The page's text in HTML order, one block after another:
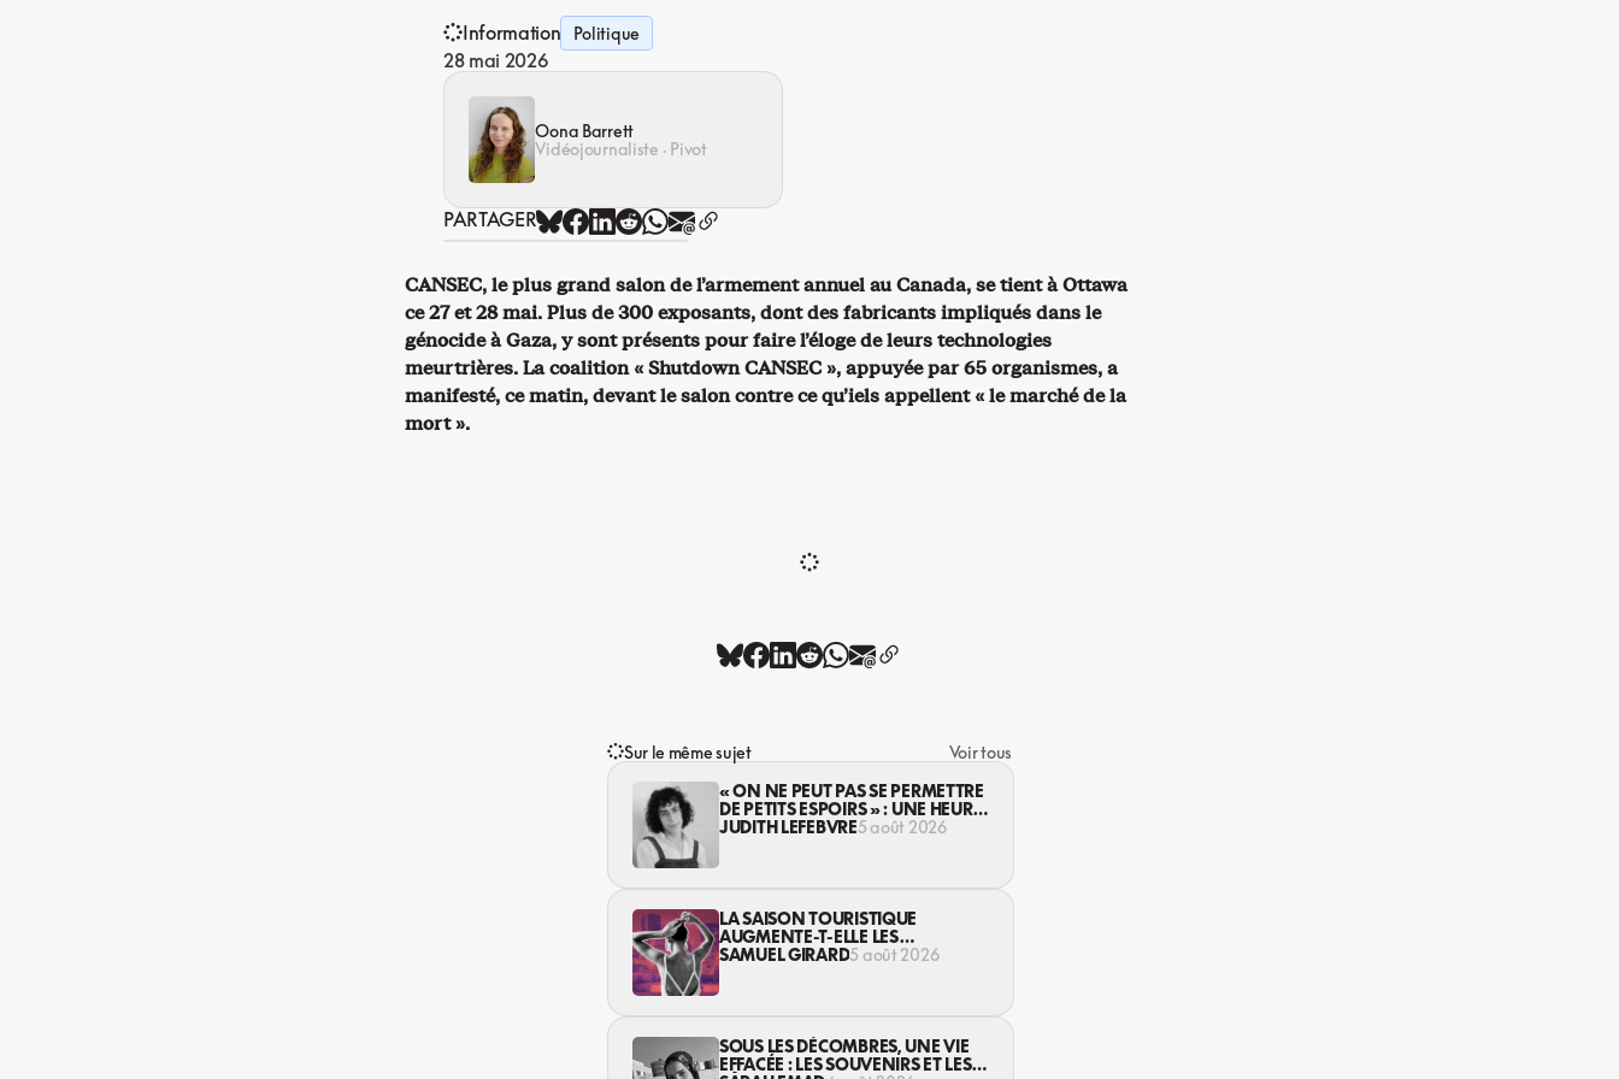
Information Politique
28 mai 2026
Oona Barrett
Vidéojournaliste · Pivot
PARTAGER
CANSEC, le plus grand salon de l’armement annuel au Canada, se tient à Ottawa
ce 27 et 28 mai. Plus de 300 exposants, dont des fabricants impliqués dans le
génocide à Gaza, y sont présents pour faire l’éloge de leurs technologies
meurtrières. La coalition « Shutdown CANSEC », appuyée par 65 organismes, a
manifesté, ce matin, devant le salon contre ce qu’iels appellent « le marché de la
mort ».
Sur le même sujet
Voir tous
« ON NE PEUT PAS SE PERMETTRE
DE PETITS ESPOIRS » : UNE HEURE
AVEC AVI LEWIS
JUDITH LEFEBVRE5 août 2026
LA SAISON TOURISTIQUE
AUGMENTE-T-ELLE LES
VIOLENCES CONTRE LES
SAMUEL GIRARD5 août 2026
SOUS LES DÉCOMBRES, UNE VIE
EFFACÉE : LES SOUVENIRS ET LES